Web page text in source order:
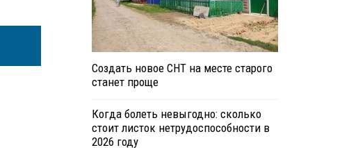
Создать новое СНТ на месте старого
станет проще
Когда болеть невыгодно: сколько
стоит листок нетрудоспособности в
2026 году